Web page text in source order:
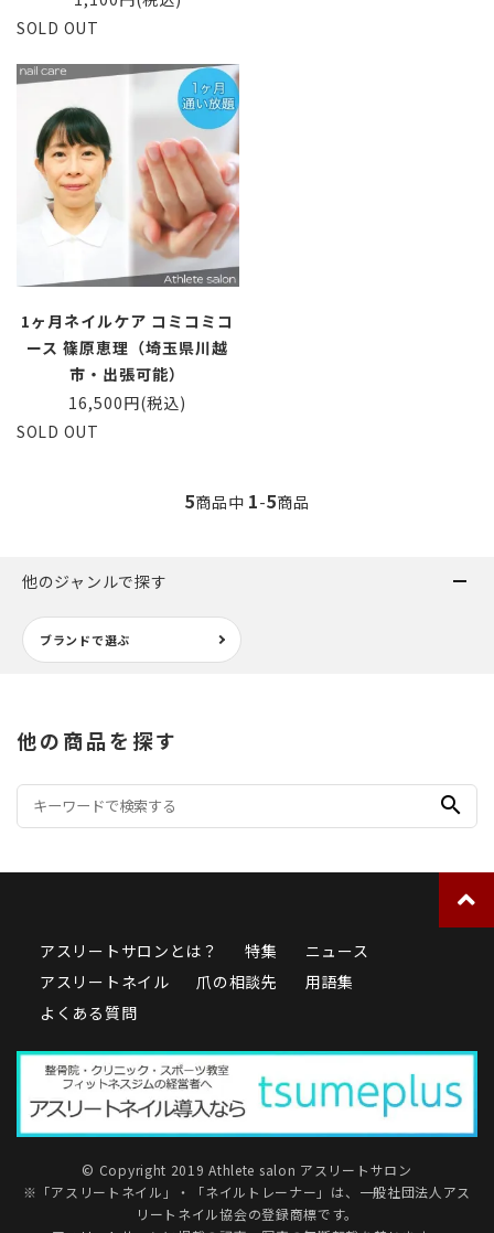
SOLD OUT
1ヶ月ネイルケア コミコミコ
ース 篠原恵理（埼玉県川越
市・出張可能）
16,500円(税込)
SOLD OUT
5商品中 1-5商品
他のジャンルで探す
ブランドで選ぶ
他の商品を探す
search
アスリートサロンとは？ 特集
ニュース
アスリートネイル
爪の相談先
用語集
よくある質問
© Copyright 2019 Athlete salon アスリートサロン
※「アスリートネイル」・「ネイルトレーナー」は、 一般社団法人アス
リートネイル協会の登録商標です。